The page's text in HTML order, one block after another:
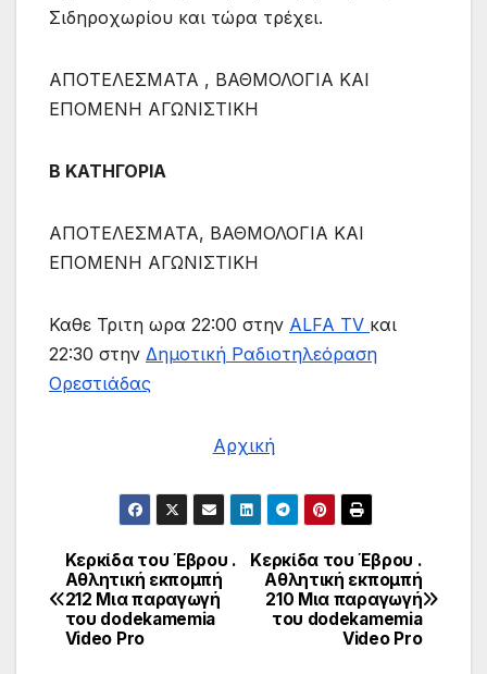
Σιδηροχωρίου και τώρα τρέχει.
ΑΠΟΤΕΛΕΣΜΑΤΑ , ΒΑΘΜΟΛΟΓΙΑ ΚΑΙ
ΕΠΟΜΕΝΗ ΑΓΩΝΙΣΤΙΚΗ
Β ΚΑΤΗΓΟΡΙΑ
ΑΠΟΤΕΛΕΣΜΑΤΑ, ΒΑΘΜΟΛΟΓΙΑ ΚΑΙ
ΕΠΟΜΕΝΗ ΑΓΩΝΙΣΤΙΚΗ
Καθε Τριτη ωρα 22:00 στην ALFA TV και
22:30 στην Δημοτική Ραδιοτηλεόραση
Ορεστιάδας
Αρχική
Πλοήγηση
άρθρων
Κερκίδα του Έβρου .
Αθλητική εκπομπή
210 Μια παραγωγή
του dodekamemia
Video Pro
Κερκίδα του Έβρου .
Αθλητική εκπομπή
212 Μια παραγωγή
του dodekamemia
Video Pro